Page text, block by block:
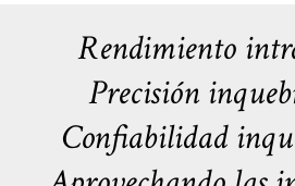
Rendimiento
Precisión
Confiabilidad